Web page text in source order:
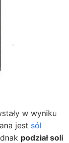
w wyniku
jest sól
podział soli